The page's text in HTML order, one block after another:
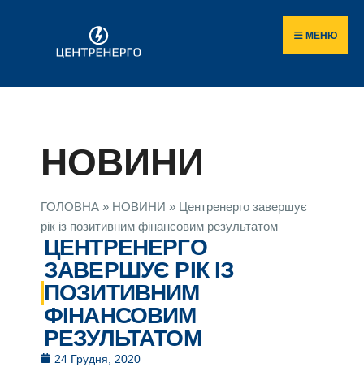
МЕНЮ
НОВИНИ
ГОЛОВНА » НОВИНИ » Центренерго завершує
рік із позитивним фінансовим результатом
ЦЕНТРЕНЕРГО
ЗАВЕРШУЄ РІК ІЗ
ПОЗИТИВНИМ
ФІНАНСОВИМ
РЕЗУЛЬТАТОМ
24 Грудня, 2020